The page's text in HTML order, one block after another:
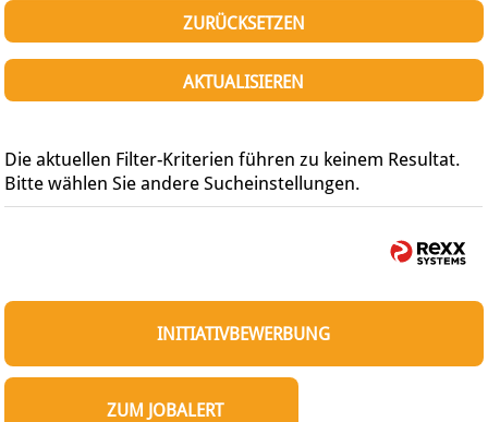
ZURÜCKSETZEN
AKTUALISIEREN
Die aktuellen Filter-Kriterien führen zu keinem Resultat.
Bitte wählen Sie andere Sucheinstellungen.
INITIATIVBEWERBUNG
ZUM JOBALERT